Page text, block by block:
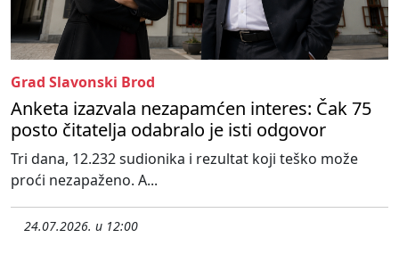
Grad Slavonski Brod
Anketa izazvala nezapamćen interes: Čak 75
posto čitatelja odabralo je isti odgovor
Tri dana, 12.232 sudionika i rezultat koji teško može
proći nezapaženo. A...
24.07.2026. u 12:00